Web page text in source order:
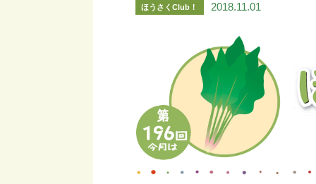
ほうさくClub！ 2018.11.01